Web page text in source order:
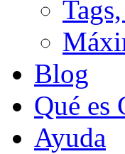
Blog
Qué es
Ayuda